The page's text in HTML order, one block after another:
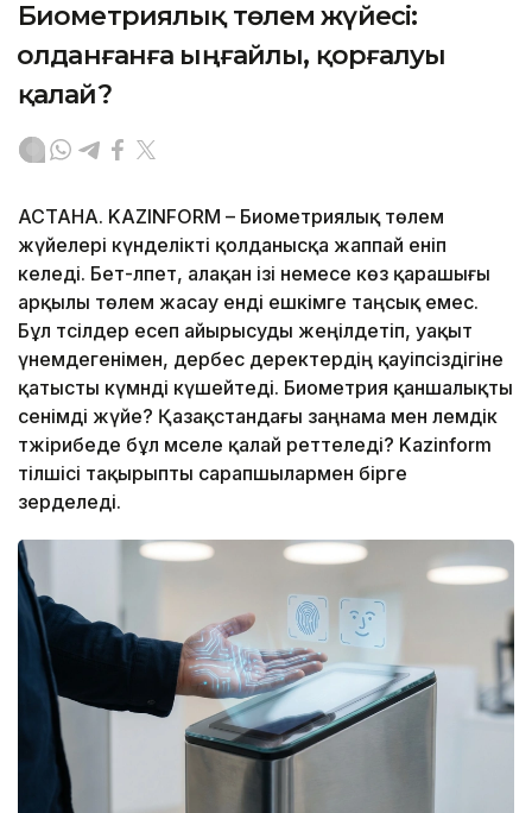
Биометриялық төлем жүйесі:
Қолданғанға ыңғайлы, қорғалуы
қалай?
АСТАНА. KAZINFORM – Биометриялық төлем
жүйелері күнделікті қолданысқа жаппай еніп
келеді. Бет-әлпет, алақан ізі немесе көз қарашығы
арқылы төлем жасау енді ешкімге таңсық емес.
Бұл тәсілдер есеп айырысуды жеңілдетіп, уақыт
үнемдегенімен, дербес деректердің қауіпсіздігіне
қатысты күмәнді күшейтеді. Биометрия қаншалықты
сенімді жүйе? Қазақстандағы заңнама мен әлемдік
тәжірибеде бұл мәселе қалай реттеледі? Kazinform
тілшісі тақырыпты сарапшылармен бірге
зерделеді.